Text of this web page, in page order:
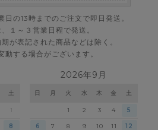
日の13時までのご注文で即日発送。
１～３営業日程で発送。
が表記された商品などは除く。
する場合がございます。
土
8
2026年9月
日 月 火 水 木 金 土
1 2 3 4 5
6 7 8 9 10 11 12